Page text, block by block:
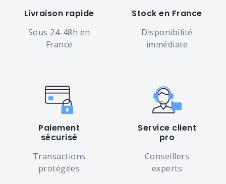
Livraison rapide
Sous 24-48h en
France
Stock en France
Disponibilité
immédiate
Paiement
sécurisé
Transactions
protégées
Service client
pro
Conseillers
experts